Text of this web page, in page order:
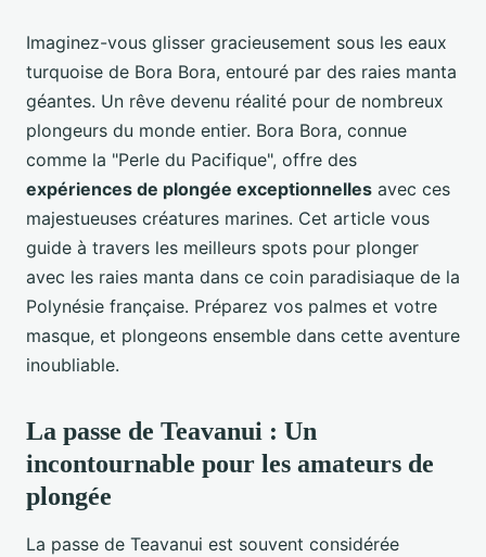
Imaginez-vous glisser gracieusement sous les eaux
turquoise de Bora Bora, entouré par des raies manta
géantes. Un rêve devenu réalité pour de nombreux
plongeurs du monde entier. Bora Bora, connue
comme la "Perle du Pacifique", offre des
expériences de plongée exceptionnelles avec ces
majestueuses créatures marines. Cet article vous
guide à travers les meilleurs spots pour plonger
avec les raies manta dans ce coin paradisiaque de la
Polynésie française. Préparez vos palmes et votre
masque, et plongeons ensemble dans cette aventure
inoubliable.
La passe de Teavanui : Un
incontournable pour les amateurs de
plongée
La passe de Teavanui est souvent considérée